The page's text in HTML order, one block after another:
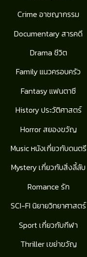
Crime อาชญากรรม
Documentary สารคดี
Drama ชีวิต
Family แนวครอบครัว
Fantasy แฟนตาซี
History ประวัติศาสตร์
Horror สยองขวัญ
Music หนังเกี่ยวกับดนตรี
Mystery เกี่ยวกับสิ่งลี้ลับ
Romance รัก
SCI-FI นิยายวิทยาศาสตร์
Sport เกี่ยวกับกีฬา
Thriller เขย่าขวัญ